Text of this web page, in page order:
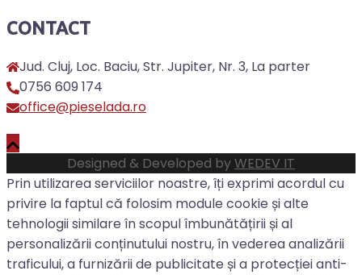
CONTACT
Jud. Cluj, Loc. Baciu, Str. Jupiter, Nr. 3, La parter
0756 609 174
office@pieselada.ro
Designed & Developed byWEDEV IT
Prin utilizarea serviciilor noastre, îți exprimi acordul cu
privire la faptul că folosim module cookie și alte
tehnologii similare în scopul îmbunătățirii și al
personalizării conținutului nostru, în vederea analizării
traficului, a furnizării de publicitate și a protecției anti-